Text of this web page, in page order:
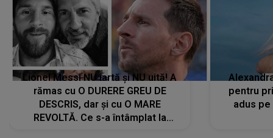
Lionel Messi NU iartă și NU uită! A
rămas cu O DURERE GREU DE
DESCRIS, dar și cu O MARE
REVOLTĂ. Ce s-a întâmplat la
pentru
adus